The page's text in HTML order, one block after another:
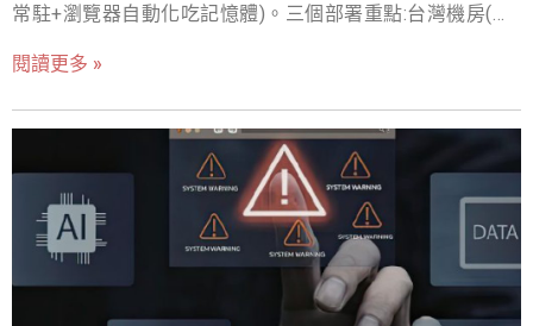
常駐+瀏覽器自動化吃記憶體)。三個部署重點:台灣機房(操
火牆與金鑰管理(Agent 存有你的 API 金鑰,安全等級當生產
系統看)。戰國策 VPS 提供一鍵環境與部署諮詢。 如果你
已經成功在本機部署 OpenClaw，並讓 AI 助理順利運作，
下一步通常就是把服務部署到雲端伺服器。畢竟，大多數
人不可能讓自己的電腦 24 小時全年無休運作。 這時候，
VPS（虛擬專用伺服器） 就成為最理想的選擇。問題是：
市面上的 VPS 服務商非常多，到底哪一種才適合
OpenClaw？ 本文將從硬體需求、VPS方案比較、機房位置
閱讀更多 »